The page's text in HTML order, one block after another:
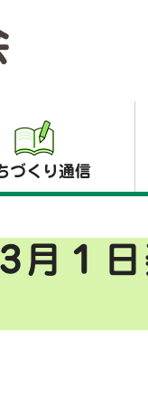
づくり通信
月１